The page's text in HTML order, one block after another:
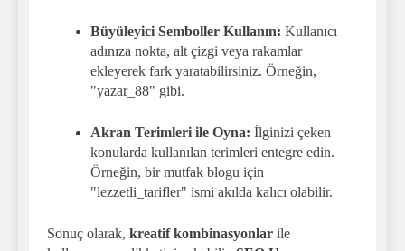
Büyüleyici Semboller Kullanın: Kullanıcı
adınıza nokta, alt çizgi veya rakamlar
ekleyerek fark yaratabilirsiniz. Örneğin,
"yazar_88" gibi.
Akran Terimleri ile Oyna: İlginizi çeken
konularda kullanılan terimleri entegre edin.
Örneğin, bir mutfak blogu için
"lezzetli_tarifler" ismi akılda kalıcı olabilir.
Sonuç olarak, kreatif kombinasyonlar ile